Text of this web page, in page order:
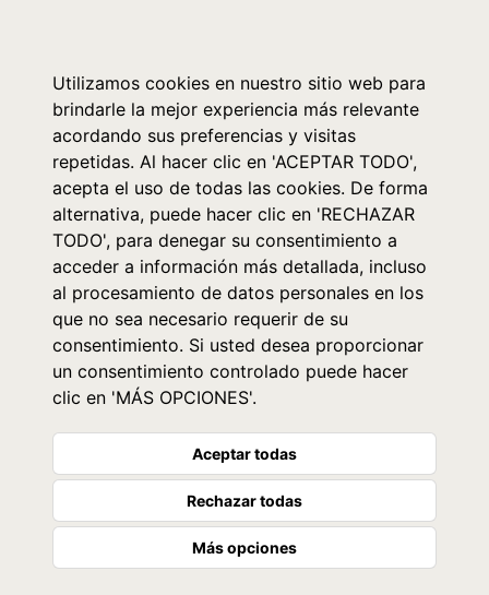
Utilizamos cookies en nuestro sitio web para
brindarle la mejor experiencia más relevante
acordando sus preferencias y visitas
repetidas. Al hacer clic en 'ACEPTAR TODO',
acepta el uso de todas las cookies. De forma
alternativa, puede hacer clic en 'RECHAZAR
TODO', para denegar su consentimiento a
acceder a información más detallada, incluso
al procesamiento de datos personales en los
que no sea necesario requerir de su
consentimiento. Si usted desea proporcionar
un consentimiento controlado puede hacer
clic en 'MÁS OPCIONES'.
Aceptar todas
Rechazar todas
Más opciones